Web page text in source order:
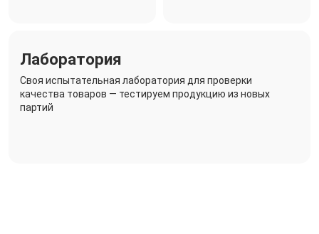
Лаборатория
Своя испытательная лаборатория для проверки
качества товаров — тестируем продукцию из новых
партий